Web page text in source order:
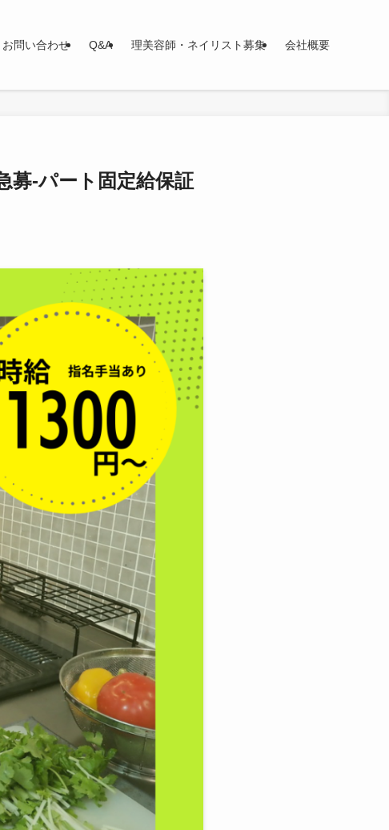
お問い合わせ Q&A 理美容師・ネイリスト募集 会社概要
募-パート固定給保証